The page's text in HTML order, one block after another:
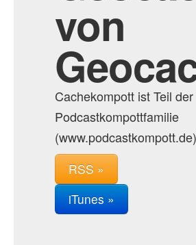
von
Cachekompott ist Teil der
Podcastkompottfamilie
(www.podcastkompott.de)
RSS »
iTunes »